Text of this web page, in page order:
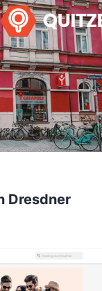
Dresdner